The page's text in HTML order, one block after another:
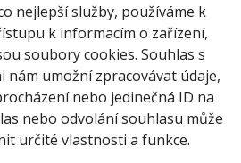
nejlepší služby, používáme k
k informacím o zařízení,
soubory cookies. Souhlas s
umožní zpracovávat údaje,
nebo jedinečná ID na
nebo odvolání souhlasu může
určité vlastnosti a funkce.
exotických objektů a
Jakkoli se jedná o
ve vesmíru, přece jen
je pozorovat. Obrazově
příběh o těchto
přichází z madridského
úspěchem byl uveden na